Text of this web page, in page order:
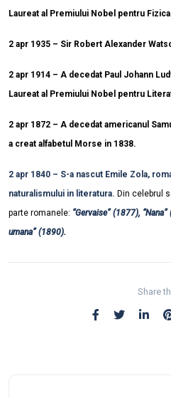
Laureat al Premiului Nobel pentru
2 apr 1935 – Sir Robert Alexander
2 apr 1914 – A decedat Paul Johann
Laureat al Premiului Nobel pentru
2 apr 1872 – A decedat americanul
a creat alfabetul Morse in 1838.
2 apr 1840 – S-a nascut Emile Zola,
naturalismului in literatura. Din celebrul
parte romanele: “Gervaise” (1877),
umana” (1890).
Share